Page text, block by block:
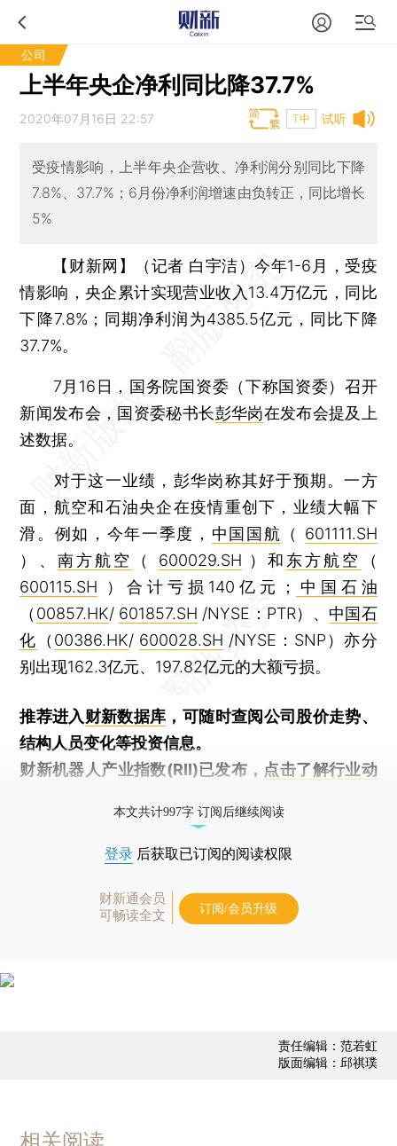
公司
上半年央企净利同比降37.7%
试听
2020年07月16日 22:57 T中
受疫情影响，上半年央企营收、净利润分别同比下降
7.8%、37.7%；6月份净利润增速由负转正，同比增长
5%
【财新网】（记者 白宇洁）今年1-6月，受疫
情影响，央企累计实现营业收入13.4万亿元，同比
下降7.8%；同期净利润为4385.5亿元，同比下降
37.7%。
7月16日，国务院国资委（下称国资委）召开
新闻发布会，国资委秘书长彭华岗在发布会提及上
述数据。
对于这一业绩，彭华岗称其好于预期。一方
面，航空和石油央企在疫情重创下，业绩大幅下
滑。例如，今年一季度， 中国国航 （ 601111.SH
）、 南方航空 （ 600029.SH ）和 东方航空
（
600115.SH ）合计亏损140亿元；
中国石油
（ 00857.HK/ 601857.SH /NYSE：PTR）、 中国石
化 （ 00386.HK/ 600028.SH /NYSE：SNP）亦分
别出现162.3亿元、197.82亿元的大额亏损。
推荐进入财新数据库 ，可随时查阅公司股价走势、
结构人员变化等投资信息。
财新机器人产业指数(RII)已发布， 点击了解行业动
本文共计997字 订阅后继续阅读
登录 后获取已订阅的阅读权限
财新通会员
可畅读全文
订阅/会员升级
责任编辑：范若虹
版面编辑：邱祺璞
相关阅读